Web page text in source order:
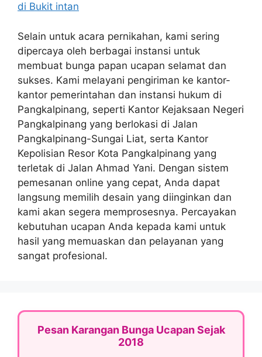
di Bukit intan
Selain untuk acara pernikahan, kami sering
dipercaya oleh berbagai instansi untuk
membuat bunga papan ucapan selamat dan
sukses. Kami melayani pengiriman ke kantor-
kantor pemerintahan dan instansi hukum di
Pangkalpinang, seperti Kantor Kejaksaan Negeri
Pangkalpinang yang berlokasi di Jalan
Pangkalpinang-Sungai Liat, serta Kantor
Kepolisian Resor Kota Pangkalpinang yang
terletak di Jalan Ahmad Yani. Dengan sistem
pemesanan online yang cepat, Anda dapat
langsung memilih desain yang diinginkan dan
kami akan segera memprosesnya. Percayakan
kebutuhan ucapan Anda kepada kami untuk
hasil yang memuaskan dan pelayanan yang
sangat profesional.
Pesan Karangan Bunga Ucapan Sejak
2018